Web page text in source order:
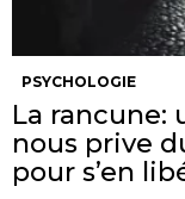
PSYCHOLOGIE
La rancune:
nous prive
pour s’en